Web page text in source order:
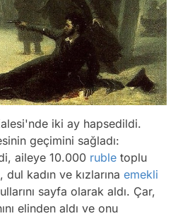
iki ay hapsedildi.
geçimini sağladı:
aileye 10.000 ruble toplu
kadın ve kızlarına emekli
sayfa olarak aldı. Çar,
elinden aldı ve onu